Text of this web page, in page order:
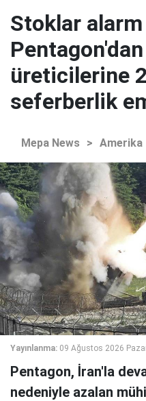
Stoklar
üreticilerine
seferberlik
Mepa News > Amerika
Yayınlanma: 09 Ağustos 2026
Pentagon, İran'la
nedeniyle azalan